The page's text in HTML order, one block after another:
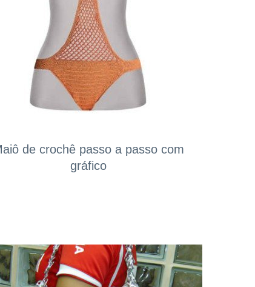
de crochê passo a passo com
gráfico